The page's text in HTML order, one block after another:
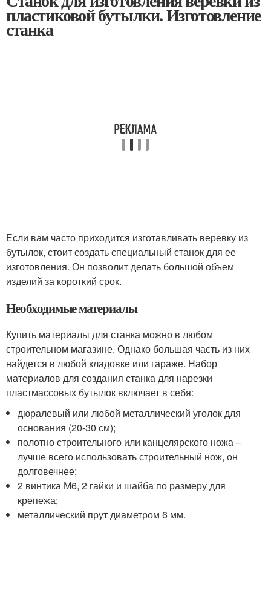
пластиковой бутылки. Изготовление
станка
Если вам часто приходится изготавливать веревку из
бутылок, стоит создать специальный станок для ее
изготовления. Он позволит делать большой объем
изделий за короткий срок.
Необходимые материалы
Купить материалы для станка можно в любом
строительном магазине. Однако большая часть из них
найдется в любой кладовке или гараже. Набор
материалов для создания станка для нарезки
пластмассовых бутылок включает в себя:
дюралевый или любой металлический уголок для
основания (20-30 см);
полотно строительного или канцелярского ножа –
лучше всего использовать строительный нож, он
долговечнее;
2 винтика М6, 2 гайки и шайба по размеру для
крепежа;
металлический прут диаметром 6 мм.